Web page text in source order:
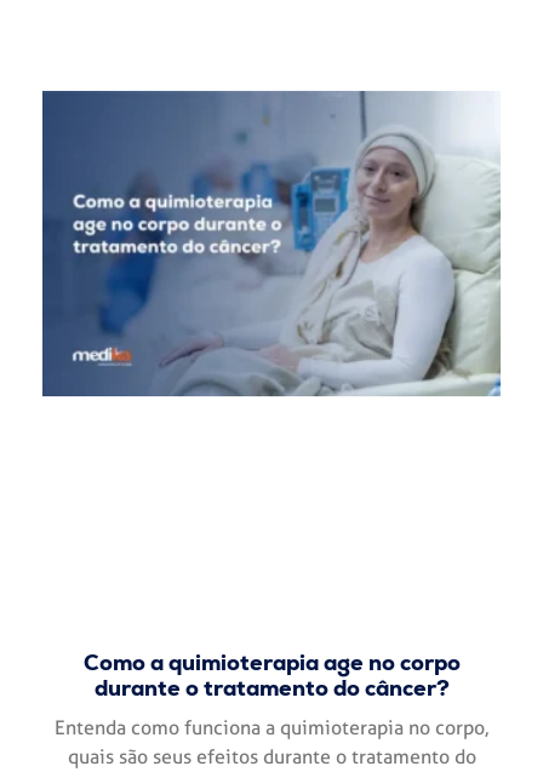
Como a quimioterapia age no corpo
durante o tratamento do câncer?
Entenda como funciona a quimioterapia no corpo,
quais são seus efeitos durante o tratamento do